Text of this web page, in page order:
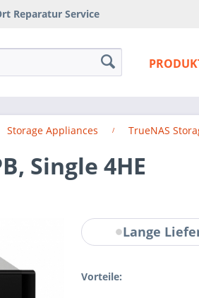
Reparatur Service
Storage Appliances TrueNAS
Single 4HE
Lange
Vorteile: